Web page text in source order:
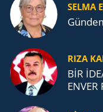
SELMA
RIZA
BİR
ENVER